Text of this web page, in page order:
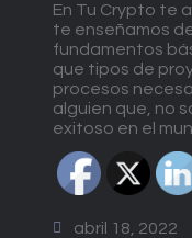
En Tu Crypto te
te enseñamos
fundamentos
que tipos de
procesos
alguien que, no
exitoso en el
abril 18, 2022